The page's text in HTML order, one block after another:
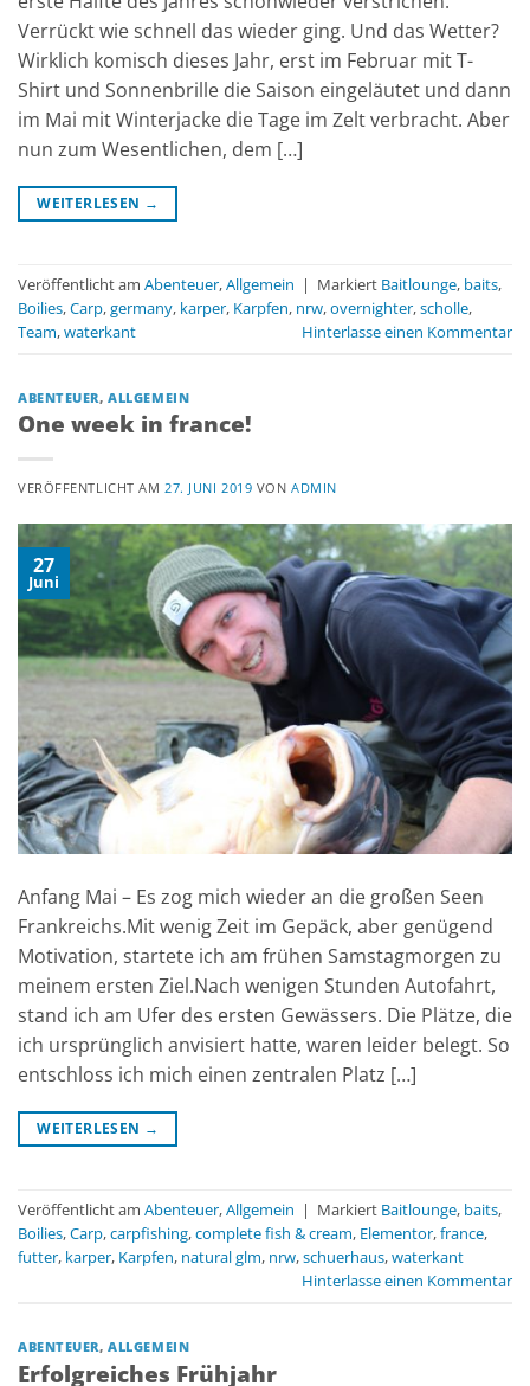
Verrückt wie schnell das wieder ging. Und das Wetter?
Wirklich komisch dieses Jahr, erst im Februar mit T-
Shirt und Sonnenbrille die Saison eingeläutet und dann
im Mai mit Winterjacke die Tage im Zelt verbracht. Aber
nun zum Wesentlichen, dem […]
WEITERLESEN →
Veröffentlicht am Abenteuer,Allgemein | Markiert Baitlounge, baits,
Boilies,Carp,germany, karper, Karpfen, nrw,overnighter,scholle,
Team,waterkant Hinterlasse einen Kommentar
ABENTEUER,ALLGEMEIN
One week in france!
VERÖFFENTLICHT AM27. JUNI 2019 VONADMIN
27
Juni
Anfang Mai – Es zog mich wieder an die großen Seen
Frankreichs.Mit wenig Zeit im Gepäck, aber genügend
Motivation, startete ich am frühen Samstagmorgen zu
meinem ersten Ziel.Nach wenigen Stunden Autofahrt,
stand ich am Ufer des ersten Gewässers. Die Plätze, die
ich ursprünglich anvisiert hatte, waren leider belegt. So
entschloss ich mich einen zentralen Platz […]
WEITERLESEN →
Veröffentlicht am Abenteuer,Allgemein | Markiert Baitlounge, baits,
Boilies,Carp,carpfishing,complete fish & cream, Elementor,france,
futter, karper, Karpfen, natural glm, nrw,schuerhaus,waterkant
Hinterlasse einen Kommentar
ABENTEUER,ALLGEMEIN
Erfolgreiches Frühjahr